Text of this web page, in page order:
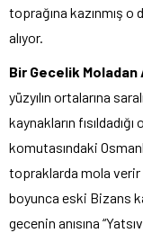
toprağına kazınmış o
alıyor.
Bir Gecelik Moladan
yüzyılın ortalarına
kaynakların
komutasındaki
topraklarda mola verir
boyunca eski Bizans
gecenin anısına